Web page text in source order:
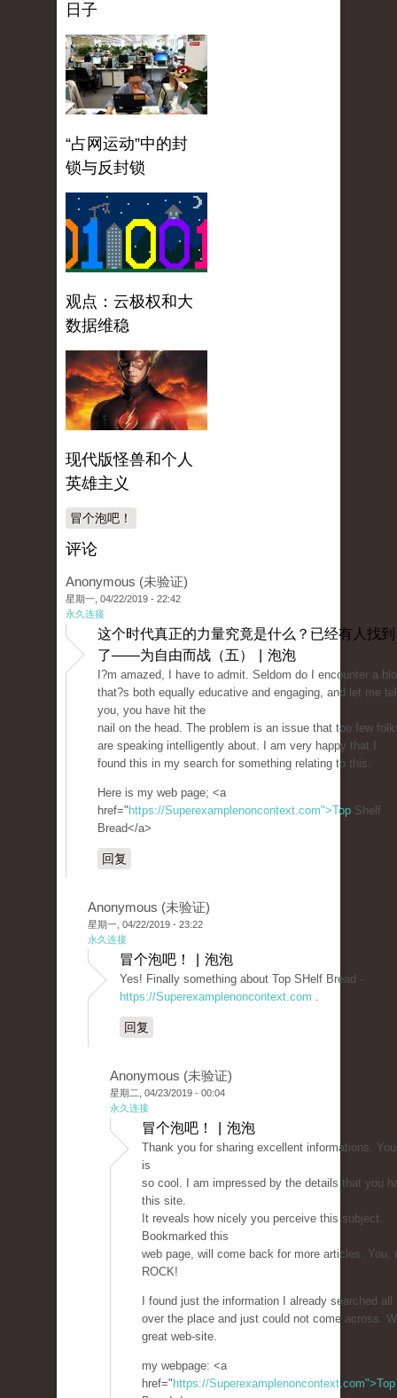
日子
“占网运动”中的封
锁与反封锁
观点：云极权和大
数据维稳
现代版怪兽和个人
英雄主义
冒个泡吧！
评论
Anonymous (未验证)
星期一, 04/22/2019 - 22:42
永久连接
这个时代真正的力量究竟是什么？已经有人找到
了——为自由而战（五） | 泡泡
I?m amazed, I have to admit. Seldom do I encounter a
that?s both equally educative and engaging, and let me
you, you have hit the
nail on the head. The problem is an issue that too few
are speaking intelligently about. I am very happy that I
found this in my search for something relating to this.
Here is my web page; <a
href=" https://Superexamplenoncontext.com">Top Shelf
Bread</a>
回复
Anonymous (未验证)
星期一, 04/22/2019 - 23:22
永久连接
冒个泡吧！ | 泡泡
Yes! Finally something about Top SHelf Bread -
https://Superexamplenoncontext.com .
回复
Anonymous (未验证)
星期二, 04/23/2019 - 00:04
永久连接
冒个泡吧！ | 泡泡
Thank you for sharing excellent informations.
is
so cool. I am impressed by the details that you
this site.
It reveals how nicely you perceive this subject.
Bookmarked this
web page, will come back for more articles. You,
ROCK!
I found just the information I already searched all
over the place and just could not come across.
great web-site.
my webpage: <a
href=" https://Superexamplenoncontext.com">Top